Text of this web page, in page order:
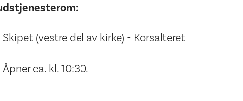
Skipet (vestre del av kirke) - Korsalteret
Åpner ca. kl. 10:30.